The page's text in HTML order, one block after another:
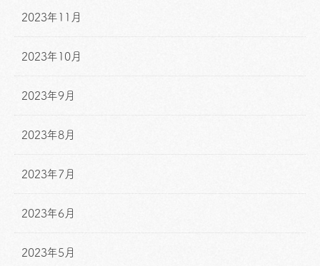
2023年11月
2023年10月
2023年9月
2023年8月
2023年7月
2023年6月
2023年5月